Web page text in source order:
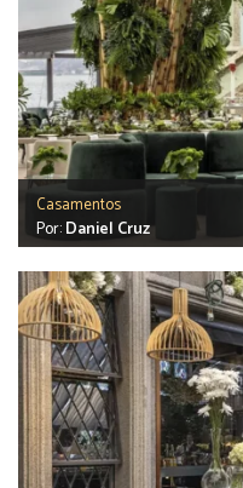
Casamentos
Por:Daniel Cruz